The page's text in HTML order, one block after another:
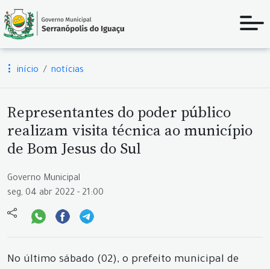
início notícias
Representantes do poder público
realizam visita técnica ao município
de Bom Jesus do Sul
Governo Municipal
seg, 04 abr 2022 - 21:00
No último sábado (02), o prefeito municipal de